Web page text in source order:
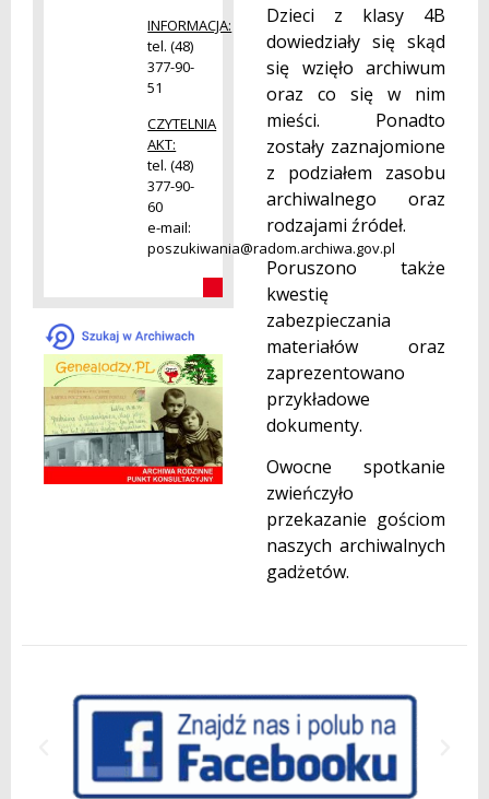
INFORMACJA:
tel. (48)
377-90-
51
CZYTELNIA
AKT:
tel. (48)
377-90-
60
e-mail:
poszukiwania@radom.archiwa.gov.pl
Dzieci z klasy 4B
dowiedziały się skąd
się wzięło archiwum
oraz co się w nim
mieści. Ponadto
zostały zaznajomione
z podziałem zasobu
archiwalnego oraz
rodzajami źródeł.
Poruszono także
kwestię
zabezpieczania
materiałów oraz
zaprezentowano
przykładowe
dokumenty.
Owocne spotkanie
zwieńczyło
przekazanie gościom
naszych archiwalnych
gadżetów.